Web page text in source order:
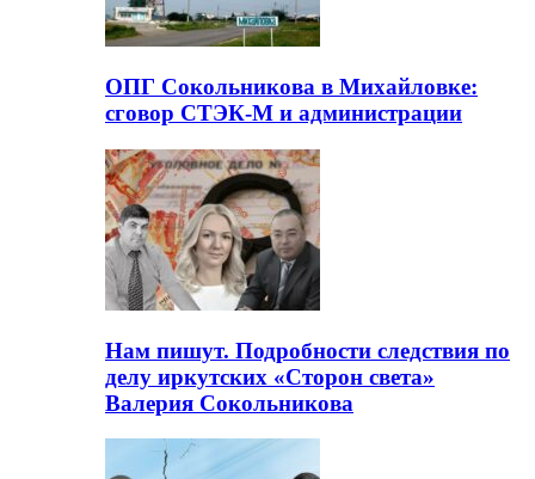
ОПГ Сокольникова в Михайловке:
сговор СТЭК-М и администрации
Нам пишут. Подробности следствия по
делу иркутских «Сторон света»
Валерия Сокольникова